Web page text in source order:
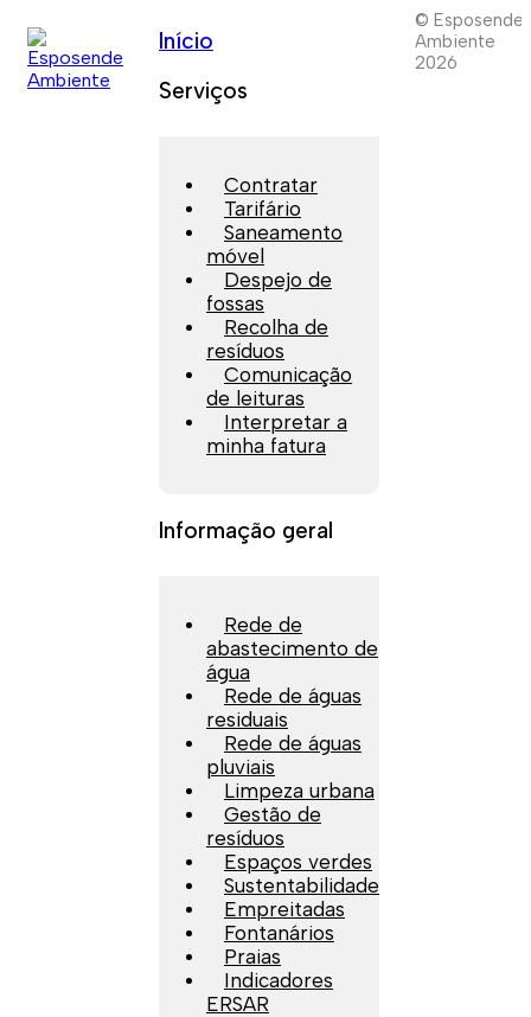
Início
Serviços
Contratar
Tarifário
Saneamento
móvel
Despejo de
fossas
Recolha de
resíduos
Comunicação
de leituras
Interpretar a
minha fatura
Informação geral
Rede de
abastecimento de
água
Rede de águas
residuais
Rede de águas
pluviais
Limpeza urbana
Gestão de
resíduos
Espaços verdes
Sustentabilidade
Empreitadas
Fontanários
Praias
Indicadores
ERSAR
© Esposende
Ambiente
2026